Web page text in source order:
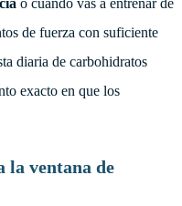
de fuerza con suficiente
diaria de carbohidratos
exacto en que los
la ventana de